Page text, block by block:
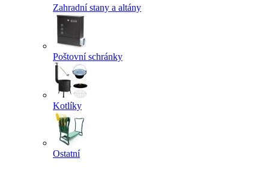
Zahradní stany a altány
Poštovní schránky
Kotlíky
Ostatní